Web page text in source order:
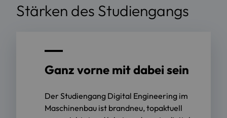
Stärken des Studiengangs
Ganz vorne mit dabei sein
Der Studiengang Digital Engineering im
Maschinenbau ist brandneu, topaktuell